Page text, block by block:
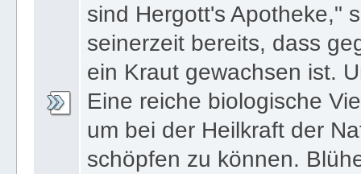
sind Hergott's Apotheke,"
seinerzeit bereits, dass
ein Kraut gewachsen ist.
Eine reiche biologische
um bei der Heilkraft der
schöpfen zu können.